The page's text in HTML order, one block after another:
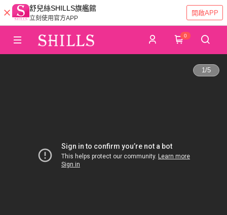
舒兒絲SHILLS旗艦館
立刻使用官方APP
開啟APP
0
1/5